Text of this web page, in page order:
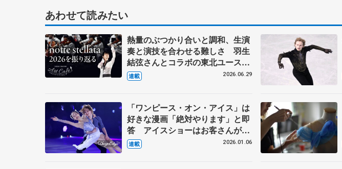
あわせて読みたい
熱量のぶつかり合いと調和、生演
奏と演技を合わせる難しさ 羽生
結弦さんとコラボの東北ユースオ
ーケストラのメンバーに聞く
連載 2026.06.29
「ワンピース・オン・アイス」は
好きな漫画「絶対やります」と即
答 アイスショーはお客さんがメ
イン、純粋に楽しんでもらうもの
【第3回・宮本賢二 表現の設計
連載 2026.01.06